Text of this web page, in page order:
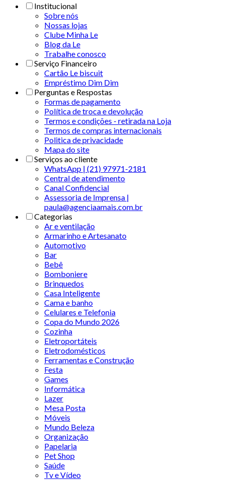
Institucional
Sobre nós
Nossas lojas
Clube Minha Le
Blog da Le
Trabalhe conosco
Serviço Financeiro
Cartão Le biscuit
Empréstimo Dim Dim
Perguntas e Respostas
Formas de pagamento
Política de troca e devolução
Termos e condições - retirada na Loja
Termos de compras internacionais
Politica de privacidade
Mapa do site
Serviços ao cliente
WhatsApp | (21) 97971-2181
Central de atendimento
Canal Confidencial
Assessoria de Imprensa |
paula@agenciaamais.com.br
Categorias
Ar e ventilação
Armarinho e Artesanato
Automotivo
Bar
Bebê
Bomboniere
Brinquedos
Casa Inteligente
Cama e banho
Celulares e Telefonia
Copa do Mundo 2026
Cozinha
Eletroportáteis
Eletrodomésticos
Ferramentas e Construção
Festa
Games
Informática
Lazer
Mesa Posta
Móveis
Mundo Beleza
Organização
Papelaria
Pet Shop
Saúde
Tv e Vídeo